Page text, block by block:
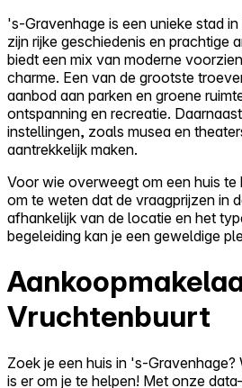
's-Gravenhage is een unieke stad
zijn rijke geschiedenis en prachtige
biedt een mix van moderne
charme. Een van de grootste
aanbod aan parken en groene
ontspanning en recreatie.
instellingen, zoals musea en
aantrekkelijk maken.
Voor wie overweegt om een huis te
om te weten dat de vraagprijzen in
afhankelijk van de locatie en het
begeleiding kan je een geweldige
Vruchtenbuurt
Zoek je een huis in 's-
is er om je te helpen! Met onze